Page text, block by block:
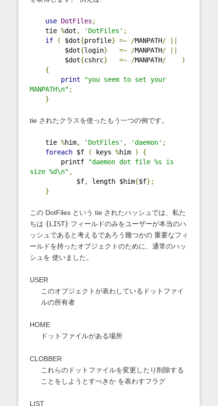
use DotFiles ;
tie %dot , 'DotFiles' ;
if
( $dot{profile} =~ /MANPATH/
$dot{login} =~ /MANPATH/
$dot{cshrc} =~ /MANPATH/
)
{
print
"you seem to set your
MANPATH\n" ;
}
tie されたクラスを使ったもう一つの例です。
tie %him, 'DotFiles' , 'daemon' ;
foreach $f ( keys %him )
{
printf
"daemon dot file %s is
size %d\n" ,
$f, length $him{$f};
}
この DotFiles という tie されたハッシュでは、私た
ちは {LIST} フィールドのみをユーザーが本当のハ
ッシュであると考えるであろう幾つかの 重要なフィ
ールドを持ったオブジェクトのために、通常のハッ
シュを 使いました。
USER
このオブジェクトが表わしているドットファイ
ルの所有者
HOME
ドットファイルがある場所
CLOBBER
これらのドットファイルを変更したり削除する
ことをしようとすべきか を表わすフラグ
LIST